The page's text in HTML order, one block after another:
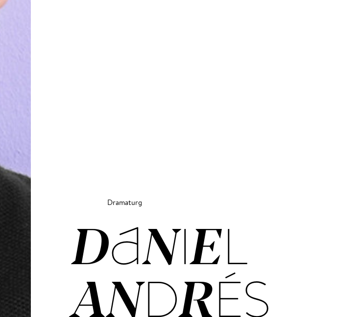
Dramaturg
DA­NIEL
AN­DRÉS